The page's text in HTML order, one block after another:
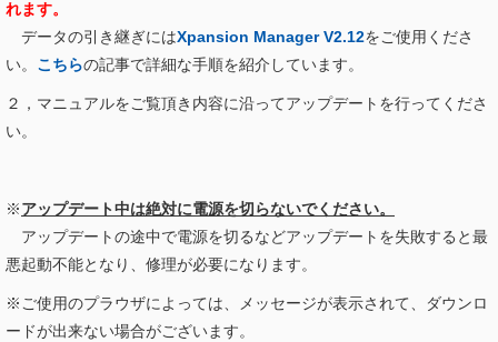
れます。
データの引き継ぎにはXpansion Manager V2.12をご使用くださ
い。 こちらの記事で詳細な手順を紹介しています。
２，マニュアルをご覧頂き内容に沿ってアップデートを行ってくださ
い。
※アップデート中は絶対に電源を切らないでください。
アップデートの途中で電源を切るなどアップデートを失敗すると最
悪起動不能となり、修理が必要になります。
※ご使用のプラウザによっては、メッセージが表示されて、ダウンロ
ードが出来ない場合がございます。